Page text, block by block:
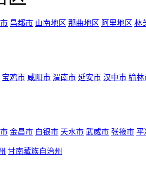
昌都市 山南地区 那曲地区 阿里地区 林
宝鸡市 咸阳市 渭南市 延安市 汉中市 榆林
金昌市 白银市 天水市 武威市 张掖市 平
甘南藏族自治州